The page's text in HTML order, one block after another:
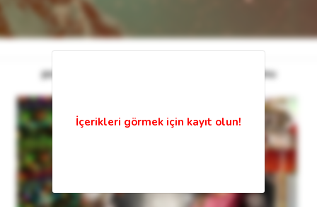
psd çocuklar için peri masalı çerçeve şablonu